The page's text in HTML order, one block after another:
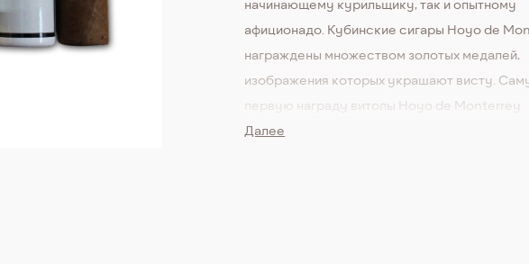
начинающему курильщику, так и опытному
афиционадо. Кубинские сигары Hoyo de
награждены множеством золотых медалей,
изображения которых украшают висту.
первую награду витолы Hoyo de Monterrey
заслужили в 1867 году на Парижской
Далее